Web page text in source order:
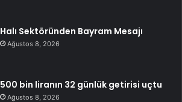
Halı Sektöründen Bayram Mesajı
Ağustos 8, 2026
500 bin liranın 32 günlük getirisi uçtu
Ağustos 8, 2026